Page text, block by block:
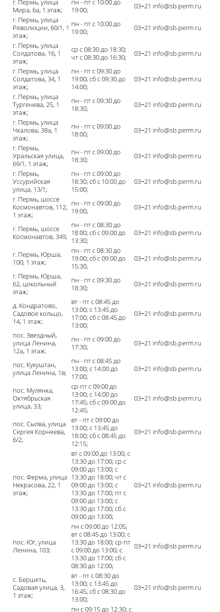
г. Пермь, улица
Мира, 6а, 1 этаж;
пн - пт с 10:00 до
19:00;
03‒21 info@sb.perm.ru
г. Пермь, улица
Революции, 60/1, 1
этаж;
пн - пт с 10:00 до
19:00;
03‒21 info@sb.perm.ru
г. Пермь, улица
Солдатова, 16, 1
этаж;
ср с 08:30 до 18:30;
чт с 08:30 до 16:30;
03‒21 info@sb.perm.ru
г. Пермь, улица
Солдатова, 34, 1
этаж;
пн - пт с 09:30 до
19:00; сб с 09:30 до
14:00;
03‒21 info@sb.perm.ru
г. Пермь, улица
Тургенева, 25, 1
этаж;
пн - пт с 09:30 до
18:30;
03‒21 info@sb.perm.ru
г. Пермь, улица
Чкалова, 38а, 1
этаж;
пн - пт с 09:00 до
18:00;
03‒21 info@sb.perm.ru
г. Пермь,
Уральская улица,
69/1, 1 этаж;
пн - пт с 09:00 до
18:30;
03‒21 info@sb.perm.ru
г. Пермь,
Уссурийская
улица, 13/1;
пн - пт с 09:00 до
18:30; сб с 10:00 до
15:00;
03‒21 info@sb.perm.ru
г. Пермь, шоссе
Космонавтов, 112,
1 этаж;
пн - пт с 09:00 до
19:00;
03‒21 info@sb.perm.ru
г. Пермь, шоссе
Космонавтов, 349;
пн - пт с 08:30 до
18:00; сб с 09:00 до
13:30;
03‒21 info@sb.perm.ru
г. Пермь, Юрша,
100, 1 этаж;
пн - пт с 08:30 до
19:00; сб с 09:00 до
15:30;
03‒21 info@sb.perm.ru
г. Пермь, Юрша,
62, цокольный
этаж;
пн - пт с 09:30 до
18:30;
03‒21 info@sb.perm.ru
д. Кондратово,
Садовое кольцо,
14, 1 этаж;
вт - пт с 08:45 до
13:00; с 13:45 до
17:00; сб с 08:45 до
13:00;
03‒21 info@sb.perm.ru
пос. Звездный,
улица Ленина,
12а, 1 этаж;
пн - пт с 09:00 до
17:30;
03‒21 info@sb.perm.ru
пос. Кукуштан,
улица Ленина, 1в;
пн - пт с 08:45 до
13:00; с 14:00 до
17:00;
03‒21 info@sb.perm.ru
пос. Мулянка,
Октябрьская
улица, 33;
ср-пт с 09:00 до
13:00; с 14:00 до
17:45; сб с 09:00 до
12:45;
03‒21 info@sb.perm.ru
пос. Сылва, улица
Сергея Корнеева,
6/2;
вт - пт с 09:00 до
13:00; с 13:45 до
18:00; сб с 08:45 до
12:15;
03‒21 info@sb.perm.ru
пос. Ферма, улица
Некрасова, 22, 1
этаж;
вт с 09:00 до 13:00; с
13:30 до 17:00; ср с
09:00 до 13:00; с
13:30 до 18:00; чт с
09:00 до 13:00; с
13:30 до 17:00; пт с
09:00 до 13:00; с
13:30 до 17:00; сб с
09:00 до 13:00;
03‒21 info@sb.perm.ru
пос. Юг, улица
Ленина, 103;
пн с 09:00 до 12:05;
вт с 08:45 до 13:00; с
13:30 до 18:00; ср-пт
с 09:00 до 13:00; с
13:30 до 17:00; сб с
08:30 до 12:00;
03‒21 info@sb.perm.ru
с. Бершеть,
Садовая улица, 3,
1 этаж;
вт - пт с 08:30 до
13:00; с 13:45 до
16:45; сб с 08:30 до
13:00;
03‒21 info@sb.perm.ru
пн с 09:15 до 12:30; с